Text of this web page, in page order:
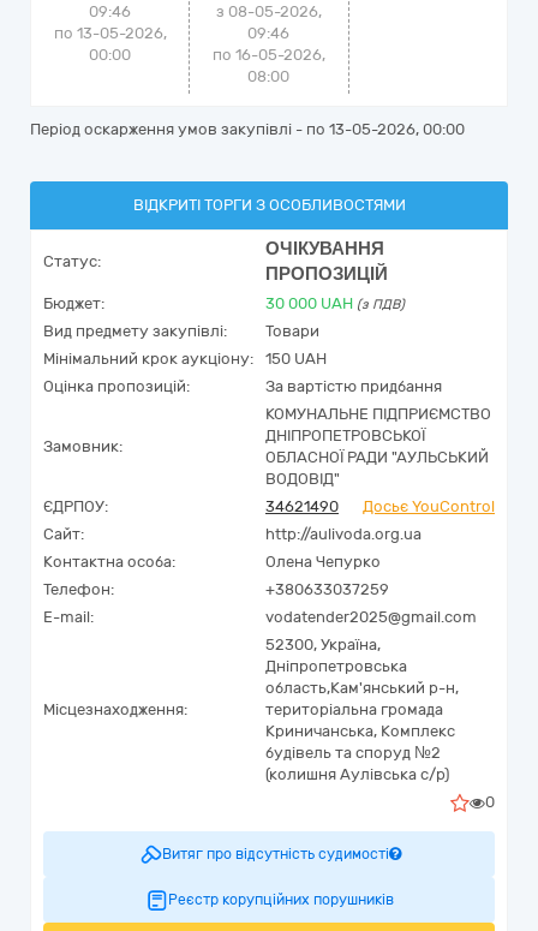
09:46
по 13-05-2026,
00:00
з 08-05-2026,
09:46
по 16-05-2026,
08:00
Період оскарження умов закупівлі - по 13-05-2026, 00:00
ВІДКРИТІ ТОРГИ З ОСОБЛИВОСТЯМИ
Статус:
ОЧІКУВАННЯ
ПРОПОЗИЦІЙ
Бюджет: 30 000 UAH (з ПДВ)
Вид предмету закупівлі:
Товари
Мінімальний крок аукціону:
150 UAH
Оцінка пропозицій:
За вартістю придбання
Замовник:
КОМУНАЛЬНЕ ПІДПРИЄМСТВО
ДНІПРОПЕТРОВСЬКОЇ
ОБЛАСНОЇ РАДИ "АУЛЬСЬКИЙ
ВОДОВІД"
ЄДРПОУ:
34621490
Досьє YouControl
Сайт:
http://aulivoda.org.ua
Контактна особа:
Олена Чепурко
Телефон:
+380633037259
E-mail:
vodatender2025@gmail.com
Місцезнаходження:
52300, Україна,
Дніпропетровська
область,Кам'янський р-н,
територіальна громада
Криничанська, Комплекс
будівель та споруд №2
(колишня Аулівська с/р)
0
Витяг про відсутність судимості
Реєстр корупційних порушників